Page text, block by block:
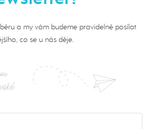
a my vám budeme pravidelně posílat
co se u nás děje.